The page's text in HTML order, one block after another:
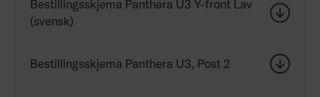
Bestillingsskjema Panthera U3 Y-front Lav
(svensk)
Bestillingsskjema Panthera U3, Post 2